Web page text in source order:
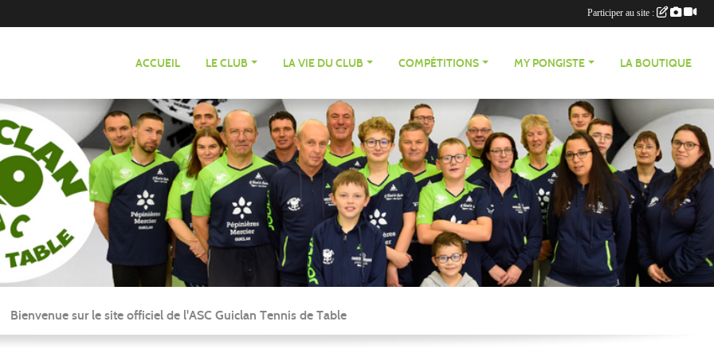
ACCUEIL LE CLUB LA VIE DU CLUB COMPÉTITIONS MY PONGISTE LA BOUTIQUE
Bienvenue sur le site officiel de l'ASC Guiclan Tennis de Table
Participer au site :